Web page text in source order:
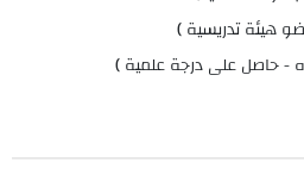
هيئة تدريسية )
- حاصل على درجة علمية )